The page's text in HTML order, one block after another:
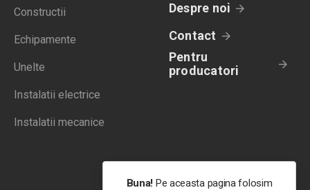
Constructii
Echipamente
Unelte
Instalatii electrice
Instalatii mecanice
Despre noi
Contact
Pentru
producatori
Buna! Pe aceasta pagina folosim